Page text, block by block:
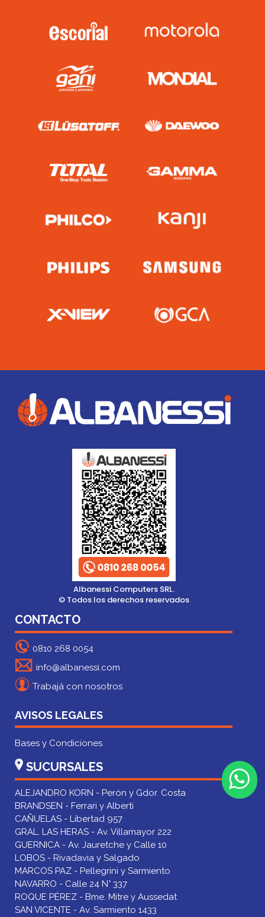
Albanessi Computers SRL.
© Todos los derechos reservados
CONTACTO
0810 268 0054
info@albanessi.com
Trabajá con nosotros
AVISOS LEGALES
Bases y Condiciones
SUCURSALES
ALEJANDRO KORN - Perón y Gdor. Costa
BRANDSEN - Ferrari y Alberti
CAÑUELAS - Libertad 957
GRAL. LAS HERAS - Av. Villamayor 222
GUERNICA - Av. Jauretche y Calle 10
LOBOS - Rivadavia y Salgado
MARCOS PAZ - Pellegrini y Sarmiento
NAVARRO - Calle 24 N° 337
ROQUE PÉREZ - Bme. Mitre y Aussedat
SAN VICENTE - Av. Sarmiento 1433